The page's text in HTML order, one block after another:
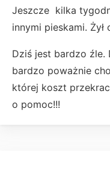
Jeszcze kilka
innymi pieskami.
Dziś jest bardzo źle.
bardzo poważnie
której koszt
o pomoc!!!